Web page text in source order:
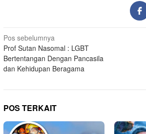
Navigasi
pos
Pos sebelumnya
Prof Sutan Nasomal : LGBT
Bertentangan Dengan Pancasila
dan Kehidupan Beragama
POS TERKAIT